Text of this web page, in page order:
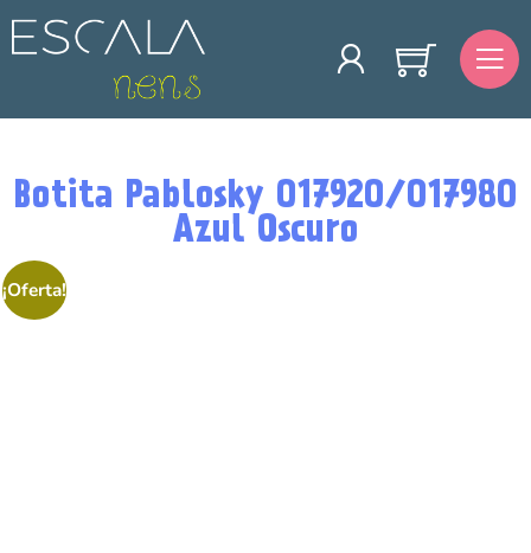
Botita Pablosky 017920/017980
Azul Oscuro
¡Oferta!